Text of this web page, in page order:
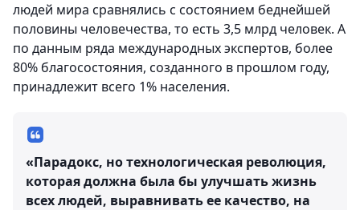
людей мира сравнялись с состоянием беднейшей
половины человечества, то есть 3,5 млрд человек. А
по данным ряда международных экспертов, более
80% благосостояния, созданного в прошлом году,
принадлежит всего 1% населения.
«Парадокс, но технологическая революция,
которая должна была бы улучшать жизнь
всех людей, выравнивать ее качество, на